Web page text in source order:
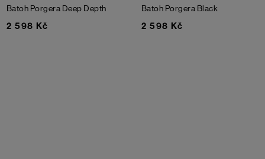
Batoh Porgera Deep Depth
2 598 Kč
Batoh Porgera Black
2 598 Kč